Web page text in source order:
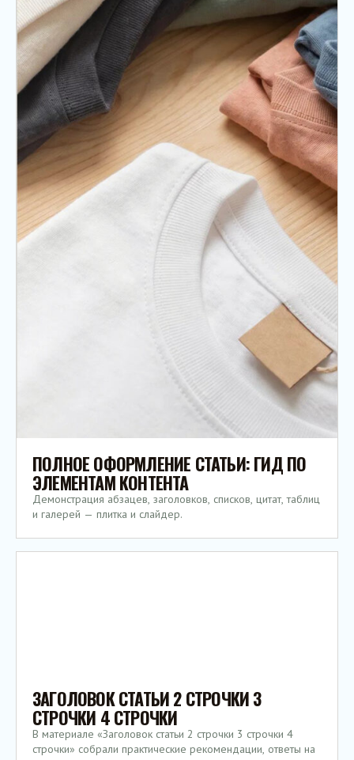
ПОЛНОЕ ОФОРМЛЕНИЕ СТАТЬИ: ГИД ПО
ЭЛЕМЕНТАМ КОНТЕНТА
Демонстрация абзацев, заголовков, списков, цитат, таблиц
и галерей — плитка и слайдер.
ЗАГОЛОВОК СТАТЬИ 2 СТРОЧКИ 3
СТРОЧКИ 4 СТРОЧКИ
В материале «Заголовок статьи 2 строчки 3 строчки 4
строчки» собрали практические рекомендации, ответы на